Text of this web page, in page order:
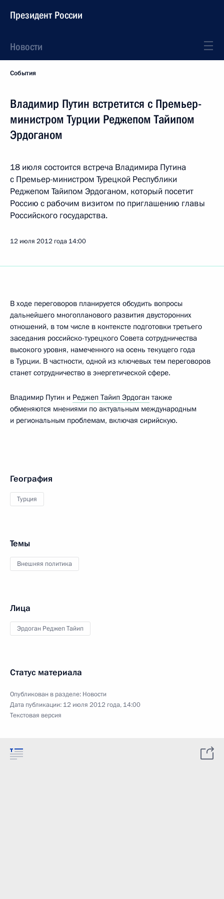
Президент России
Новости
События
Владимир Путин встретится с Премьер-
министром Турции Реджепом Тайипом
Эрдоганом
18 июля состоится встреча Владимира Путина
с Премьер-министром Турецкой Республики
Реджепом Тайипом Эрдоганом, который посетит
Россию с рабочим визитом по приглашению главы
Российского государства.
12 июля 2012 года 14:00
В ходе переговоров планируется обсудить вопросы
дальнейшего многопланового развития двусторонних
отношений, в том числе в контексте подготовки третьего
заседания российско-турецкого Совета сотрудничества
высокого уровня, намеченного на осень текущего года
в Турции. В частности, одной из ключевых тем переговоров
станет сотрудничество в энергетической сфере.
Владимир Путин и Реджеп Тайип Эрдоган также
обменяются мнениями по актуальным международным
и региональным проблемам, включая сирийскую.
География
Турция
Темы
Внешняя политика
Лица
Эрдоган Реджеп Тайип
Статус материала
Опубликован в разделе: Новости
Дата публикации: 12 июля 2012 года, 14:00
Текстовая версия